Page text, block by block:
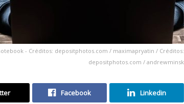
- Créditos: depositphotos.com / maximapryatin / Créditos:
depositphotos.com / andrewminsk
Facebook Linkedin